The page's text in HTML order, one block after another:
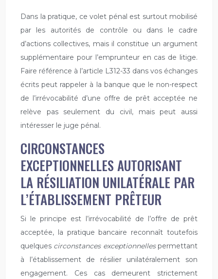
Dans la pratique, ce volet pénal est surtout mobilisé
par les autorités de contrôle ou dans le cadre
d’actions collectives, mais il constitue un argument
supplémentaire pour l’emprunteur en cas de litige.
Faire référence à l’article L312-33 dans vos échanges
écrits peut rappeler à la banque que le non-respect
de l’irrévocabilité d’une offre de prêt acceptée ne
relève pas seulement du civil, mais peut aussi
intéresser le juge pénal.
CIRCONSTANCES
EXCEPTIONNELLES AUTORISANT
LA RÉSILIATION UNILATÉRALE PAR
L’ÉTABLISSEMENT PRÊTEUR
Si le principe est l’irrévocabilité de l’offre de prêt
acceptée, la pratique bancaire reconnaît toutefois
quelques circonstances exceptionnellespermettant
à l’établissement de résilier unilatéralement son
engagement. Ces cas demeurent strictement